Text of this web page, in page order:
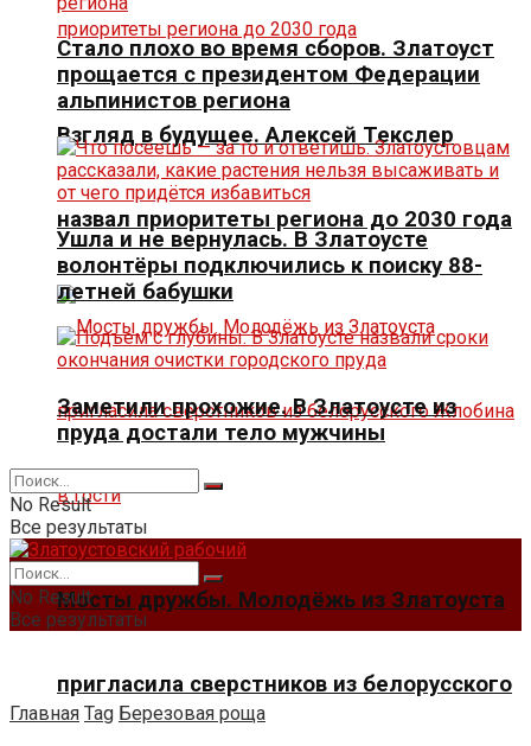
Взгляд в будущее. Алексей Текслер
назвал приоритеты региона до 2030 года
Мосты дружбы. Молодёжь из Златоуста
пригласила сверстников из белорусского
Стало плохо во время сборов. Златоуст
прощается с президентом Федерации
альпинистов региона
Ушла и не вернулась. В Златоусте
волонтёры подключились к поиску 88-
летней бабушки
Заметили прохожие. В Златоусте из
пруда достали тело мужчины
No Result
Все результаты
No Result
Все результаты
Главная Tag Березовая роща